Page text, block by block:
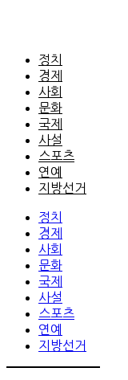
정치
경제
사회
문화
국제
사설
스포츠
연예
지방선거
정치
경제
사회
문화
국제
사설
스포츠
연예
지방선거